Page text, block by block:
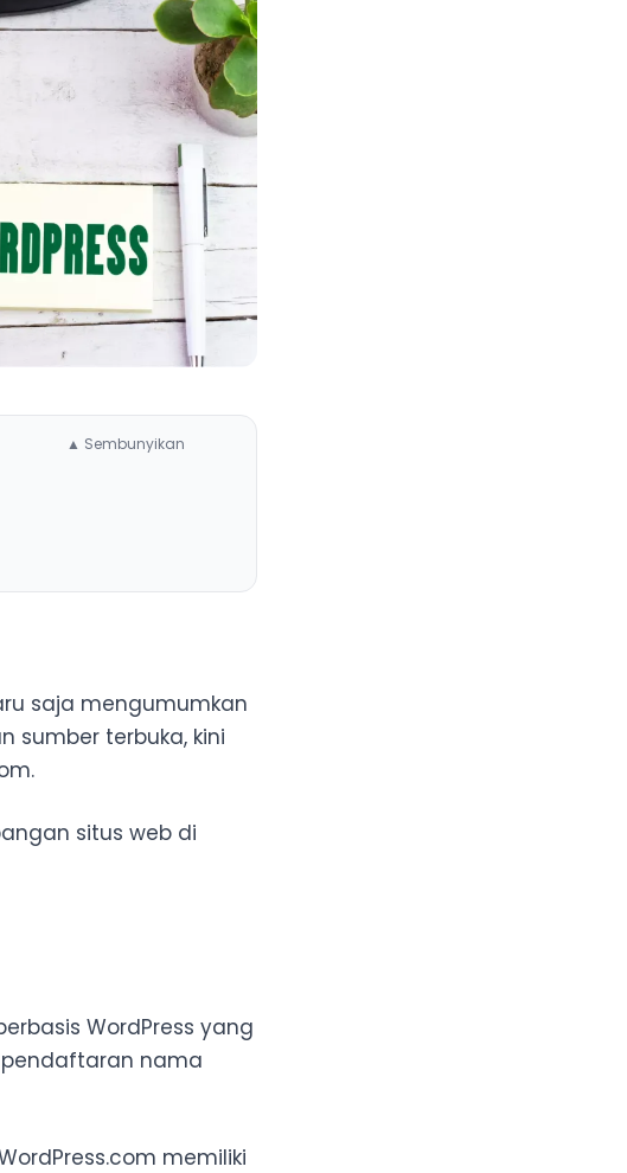
▲ Sembunyikan
saja mengumumkan
sumber terbuka, kini
situs web di
WordPress yang
nama
memiliki